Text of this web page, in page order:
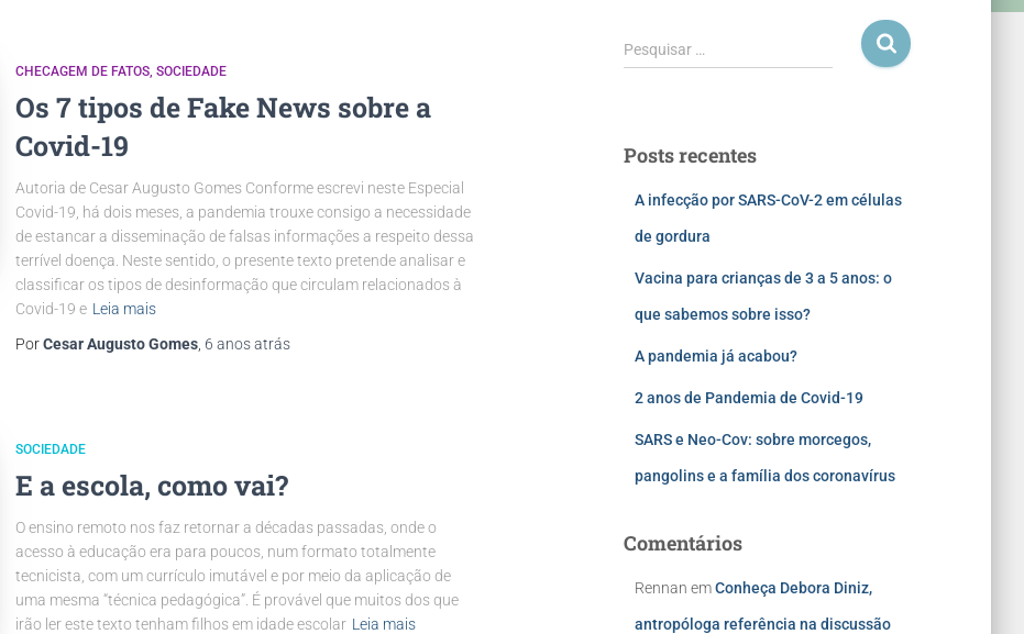
CHECAGEM DE FATOS SOCIEDADE
Os 7 tipos de Fake News sobre a
Covid-19
Autoria de Cesar Augusto Gomes Conforme escrevi neste Especial
Covid-19, há dois meses, a pandemia trouxe consigo a necessidade
de estancar a disseminação de falsas informações a respeito dessa
terrível doença. Neste sentido, o presente texto pretende analisar e
classificar os tipos de desinformação que circulam relacionados à
Covid-19 e Leia mais
PorCesar Augusto Gomes 6 anosatrás
SOCIEDADE
E a escola, como vai?
O ensino remoto nos faz retornar a décadas passadas, onde o
acesso à educação era para poucos, num formato totalmente
tecnicista, com um currículo imutável e por meio da aplicação de
uma mesma “técnica pedagógica”. É provável que muitos dos que
irão ler este texto tenham filhos em idade escolar Leia mais
Pesquisar …
Posts recentes
A infecção por SARS-CoV-2 em células
de gordura
Vacina para crianças de 3 a 5 anos: o
que sabemos sobre isso?
A pandemia já acabou?
2 anos de Pandemia de Covid-19
SARS e Neo-Cov: sobre morcegos,
pangolins e a família dos coronavírus
Comentários
Rennan emConheça Debora Diniz,
antropóloga referência na discussão